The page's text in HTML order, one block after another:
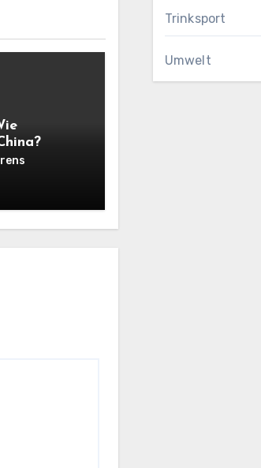
Trinksport
Umwelt